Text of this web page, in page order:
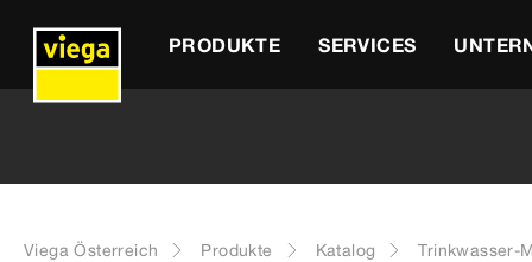
PRODUKTE SERVICES
Viega Österreich Produkte Katalog Trinkwasser-